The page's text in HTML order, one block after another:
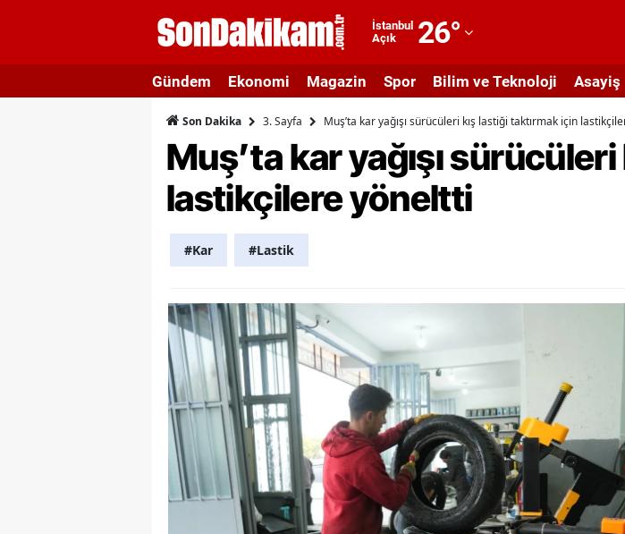
İstanbul
Açık
26°
Adıyaman
Afyonkarahisar
Ağrı
Amasya
Aydın
Balıkesir
Bilecik
Bingöl
Bitlis
Bolu
Gündem Ekonomi Magazin Spor Bilim ve Teknoloji Asayiş
Son Dakika 3. Sayfa Muş’ta kar yağışı sürücüleri kış lastiği taktırmak için
Muş’ta kar yağışı
lastikçilere yöneltti
#Kar #Lastik